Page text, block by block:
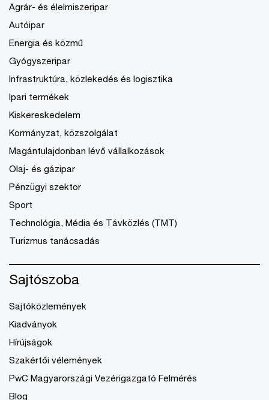
Agrár- és élelmiszeripar
Autóipar
Energia és közmű
Gyógyszeripar
Infrastruktúra, közlekedés és logisztika
Ipari termékek
Kiskereskedelem
Kormányzat, közszolgálat
Magántulajdonban lévő vállalkozások
Olaj- és gázipar
Pénzügyi szektor
Sport
Technológia, Média és Távközlés (TMT)
Turizmus tanácsadás
Sajtószoba
Sajtóközlemények
Kiadványok
Hírújságok
Szakértői vélemények
PwC Magyarországi Vezérigazgató Felmérés
Blog